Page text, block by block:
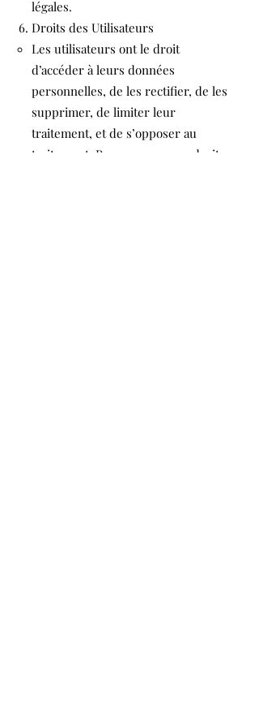
légales.
Droits des Utilisateurs
Les utilisateurs ont le droit
d’accéder à leurs données
personnelles, de les rectifier, de les
supprimer, de limiter leur
traitement, et de s’opposer au
traitement. Pour exercer ces droits,